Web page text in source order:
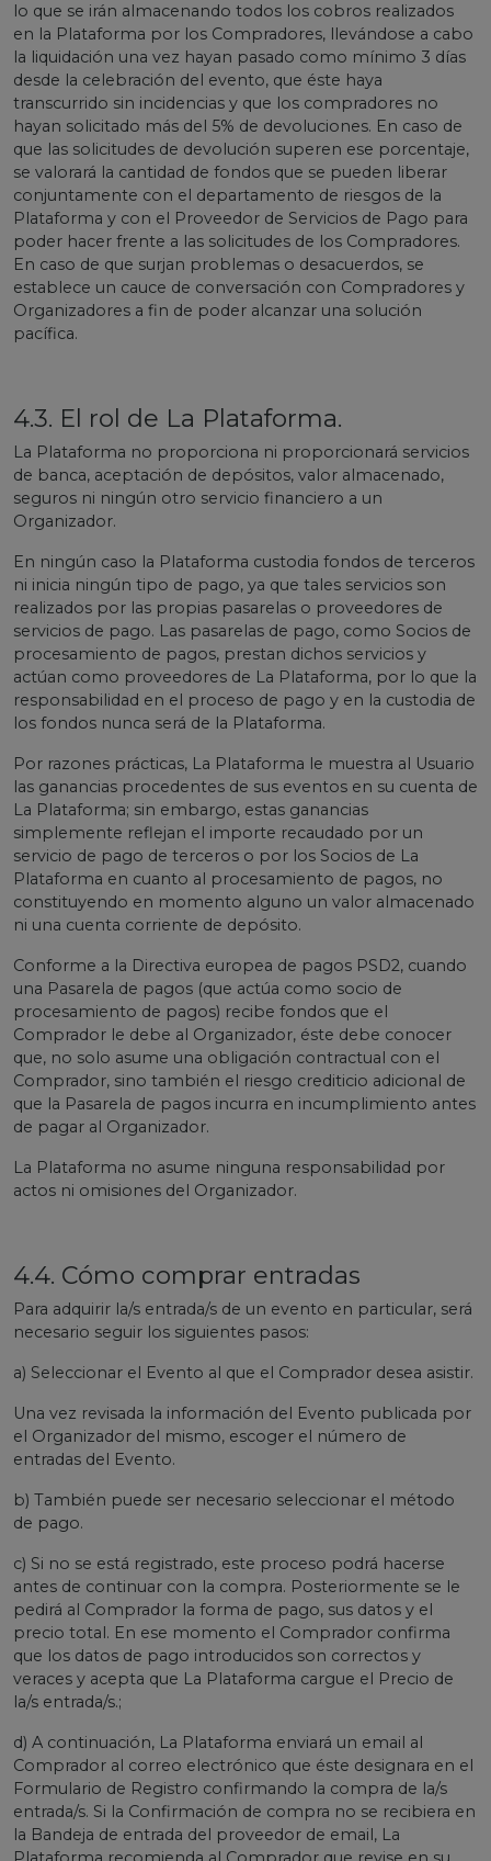
lo que se irán almacenando todos los cobros realizados
en la Plataforma por los Compradores, llevándose a cabo
la liquidación una vez hayan pasado como mínimo 3 días
desde la celebración del evento, que éste haya
transcurrido sin incidencias y que los compradores no
hayan solicitado más del 5% de devoluciones. En caso de
que las solicitudes de devolución superen ese porcentaje,
se valorará la cantidad de fondos que se pueden liberar
conjuntamente con el departamento de riesgos de la
Plataforma y con el Proveedor de Servicios de Pago para
poder hacer frente a las solicitudes de los Compradores.
En caso de que surjan problemas o desacuerdos, se
establece un cauce de conversación con Compradores y
Organizadores a fin de poder alcanzar una solución
pacífica.
4.3. El rol de La Plataforma.
La Plataforma no proporciona ni proporcionará servicios
de banca, aceptación de depósitos, valor almacenado,
seguros ni ningún otro servicio financiero a un
Organizador.
En ningún caso la Plataforma custodia fondos de terceros
ni inicia ningún tipo de pago, ya que tales servicios son
realizados por las propias pasarelas o proveedores de
servicios de pago. Las pasarelas de pago, como Socios de
procesamiento de pagos, prestan dichos servicios y
actúan como proveedores de La Plataforma, por lo que la
responsabilidad en el proceso de pago y en la custodia de
los fondos nunca será de la Plataforma.
Por razones prácticas, La Plataforma le muestra al Usuario
las ganancias procedentes de sus eventos en su cuenta de
La Plataforma; sin embargo, estas ganancias
simplemente reflejan el importe recaudado por un
servicio de pago de terceros o por los Socios de La
Plataforma en cuanto al procesamiento de pagos, no
constituyendo en momento alguno un valor almacenado
ni una cuenta corriente de depósito.
Conforme a la Directiva europea de pagos PSD2, cuando
una Pasarela de pagos (que actúa como socio de
procesamiento de pagos) recibe fondos que el
Comprador le debe al Organizador, éste debe conocer
que, no solo asume una obligación contractual con el
Comprador, sino también el riesgo crediticio adicional de
que la Pasarela de pagos incurra en incumplimiento antes
de pagar al Organizador.
La Plataforma no asume ninguna responsabilidad por
actos ni omisiones del Organizador.
4.4. Cómo comprar entradas
Para adquirir la/s entrada/s de un evento en particular, será
necesario seguir los siguientes pasos:
a) Seleccionar el Evento al que el Comprador desea asistir.
Una vez revisada la información del Evento publicada por
el Organizador del mismo, escoger el número de
entradas del Evento.
b) También puede ser necesario seleccionar el método
de pago.
c) Si no se está registrado, este proceso podrá hacerse
antes de continuar con la compra. Posteriormente se le
pedirá al Comprador la forma de pago, sus datos y el
precio total. En ese momento el Comprador confirma
que los datos de pago introducidos son correctos y
veraces y acepta que La Plataforma cargue el Precio de
la/s entrada/s.;
d) A continuación, La Plataforma enviará un email al
Comprador al correo electrónico que éste designara en el
Formulario de Registro confirmando la compra de la/s
entrada/s. Si la Confirmación de compra no se recibiera en
la Bandeja de entrada del proveedor de email, La